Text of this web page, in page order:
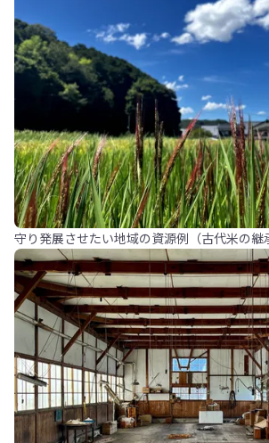
守り発展させたい地域の資源例（古代米の継